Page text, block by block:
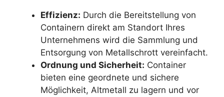
Effizienz: Durch die Bereitstellung von
Containern direkt am Standort Ihres
Unternehmens wird die Sammlung und
Entsorgung von Metallschrott vereinfacht.
Ordnung und Sicherheit: Container
bieten eine geordnete und sichere
Möglichkeit, Altmetall zu lagern und vor